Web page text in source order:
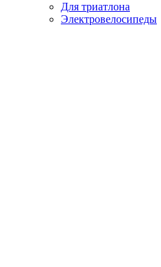
Для триатлона
Электровелосипеды